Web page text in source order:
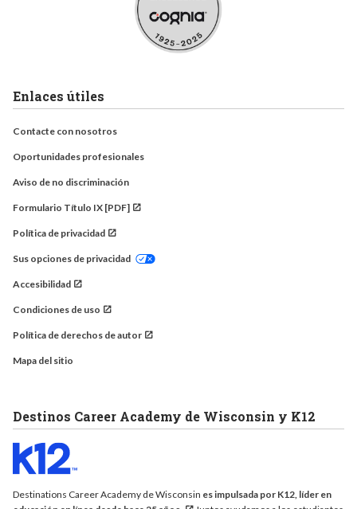
Enlaces útiles
Contacte con nosotros
Oportunidades profesionales
Aviso de no discriminación
Formulario Título IX [PDF]
Política de privacidad
Sus opciones de privacidad
Accesibilidad
Condiciones de uso
Política de derechos de autor
Mapa del sitio
Destinos Career Academy de Wisconsin y K12
Destinations Career Academy de Wisconsin es impulsada por K12, líder en